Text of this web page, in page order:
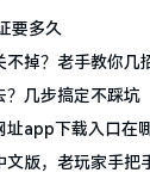
要多久
掉？老手教你几
几步搞定不踩坑
app下载入口在
版，老玩家手把